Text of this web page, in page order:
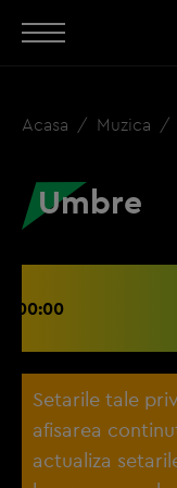
Acasa Muzica
Umbre
00:00
Setarile tale
afisarea
actualiza